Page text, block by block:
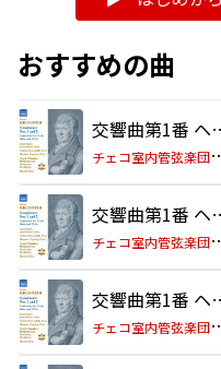
おすすめの曲
交響曲第1番 ヘ
ェコ室内管弦楽団パ
交響曲第1番
ェコ室内管弦楽団パ
交響曲第1番 ヘ
ェコ室内管弦楽団パ